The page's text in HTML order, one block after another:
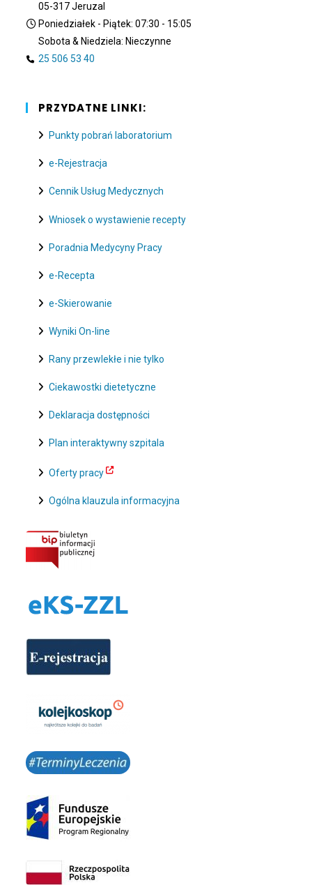
05-317 Jeruzal
Poniedziałek - Piątek: 07:30 - 15:05
Sobota & Niedziela: Nieczynne
25 506 53 40
PRZYDATNE LINKI:
Punkty pobrań laboratorium
e-Rejestracja
Cennik Usług Medycznych
Wniosek o wystawienie recepty
Poradnia Medycyny Pracy
e-Recepta
e-Skierowanie
Wyniki On-line
Rany przewlekłe i nie tylko
Ciekawostki dietetyczne
Deklaracja dostępności
Plan interaktywny szpitala
Oferty pracy
Ogólna klauzula informacyjna